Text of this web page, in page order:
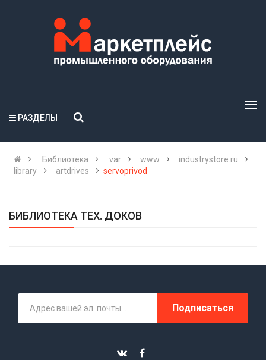
РАЗДЕЛЫ
Библиотека var www
industrystore.ru
library
artdrives servoprivod
БИБЛИОТЕКА ТЕХ. ДОКОВ
Подписаться